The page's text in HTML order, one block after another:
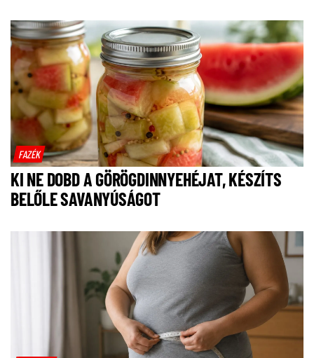
FAZÉK
KI NE DOBD A GÖRÖGDINNYEHÉJAT, KÉSZÍTS
BELŐLE SAVANYÚSÁGOT